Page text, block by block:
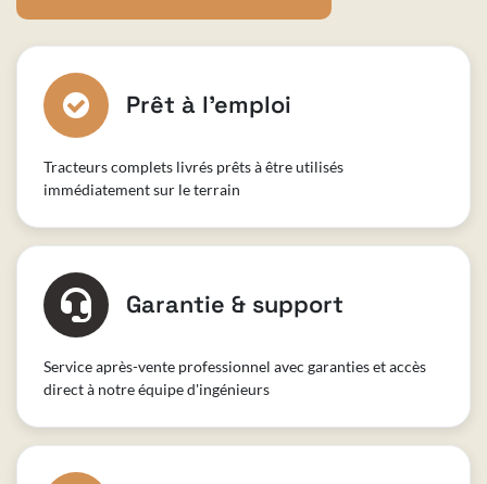
Prêt à l'emploi
Tracteurs complets livrés prêts à être utilisés
immédiatement sur le terrain
Garantie & support
Service après-vente professionnel avec garanties et accès
direct à notre équipe d'ingénieurs